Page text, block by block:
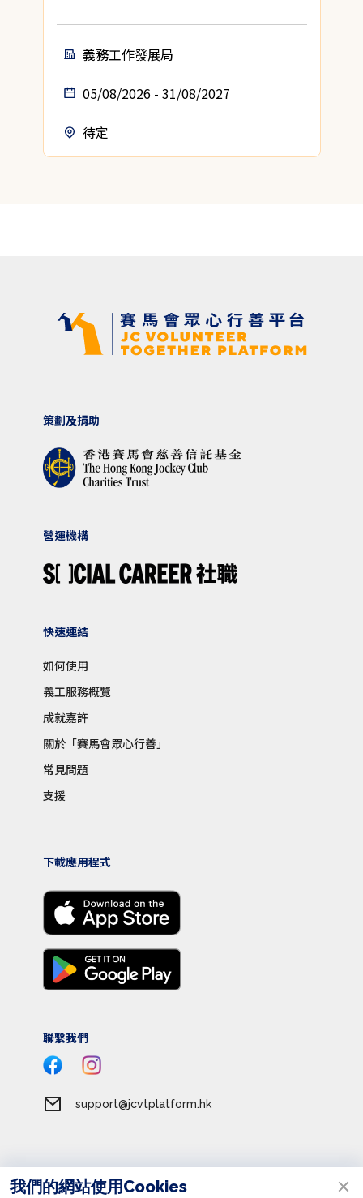
義務工作發展局
05/08/2026 - 31/08/2027
待定
策劃及捐助
營運機構
快速連結
如何使用
義工服務概覽
成就嘉許
關於「賽馬會眾心行善」
常見問題
支援
下載應用程式
聯繫我們
support@jcvtplatform.hk
我們的網站使用Cookies